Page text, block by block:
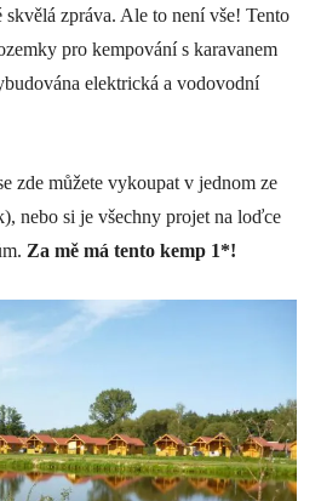
zpráva. Ale to není vše! Tento
pro kempování s karavanem
elektrická a vodovodní
zde můžete vykoupat v jednom ze
nebo si je všechny projet na loďce
Za mě má tento kemp 1*!